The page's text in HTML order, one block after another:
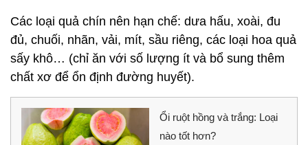
Các loại quả chín nên hạn chế: dưa hấu, xoài, đu
đủ, chuối, nhãn, vải, mít, sầu riêng, các loại hoa quả
sấy khô… (chỉ ăn với số lượng ít và bổ sung thêm
chất xơ để ổn định đường huyết).
Ổi ruột hồng và trắng: Loại
nào tốt hơn?